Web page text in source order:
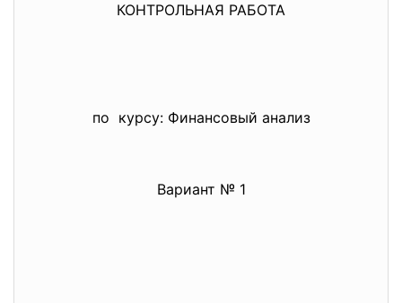
КОНТРОЛЬНАЯ РАБОТА
по курсу: Финансовый анализ
Вариант № 1